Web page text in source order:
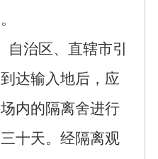
自治区、直辖市引
达输入地后，应
内的隔离舍进行
十天。经隔离观